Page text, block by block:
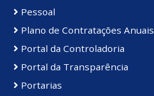
Pessoal
Plano de Contratações Anuais
Portal da Controladoria
Portal da Transparência
Portarias